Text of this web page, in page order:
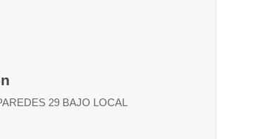
29 BAJO LOCAL